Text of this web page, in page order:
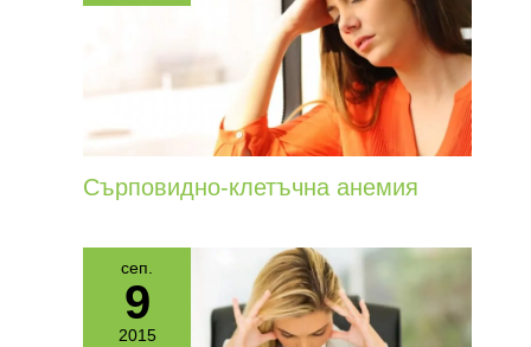
Сърповидно-клетъчна анемия
сеп.
9
2015